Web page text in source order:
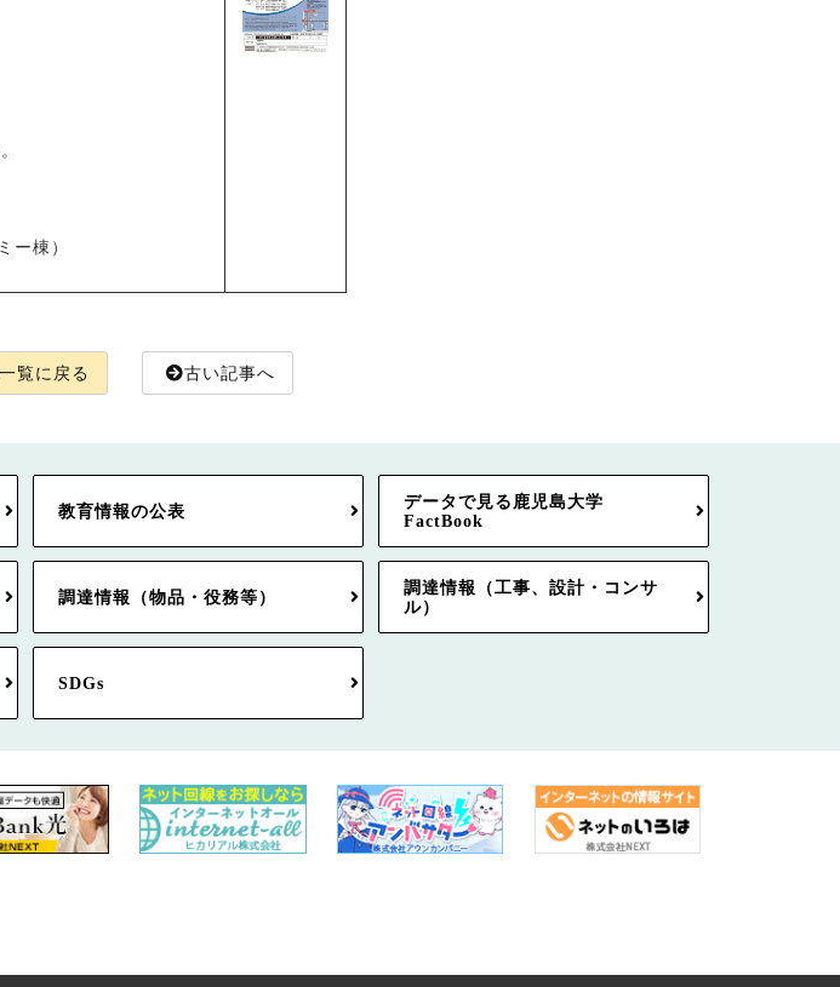
棟）
一覧に戻る 古い記事へ
教育情報の公表
データで見る鹿児島大学
FactBook
調達情報（物品・役務等）
調達情報（工事、設計・コンサ
ル）
SDGs